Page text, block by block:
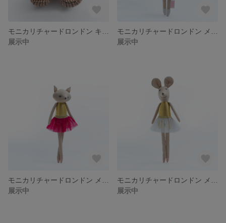
展示中
展示中
展示中
展示中